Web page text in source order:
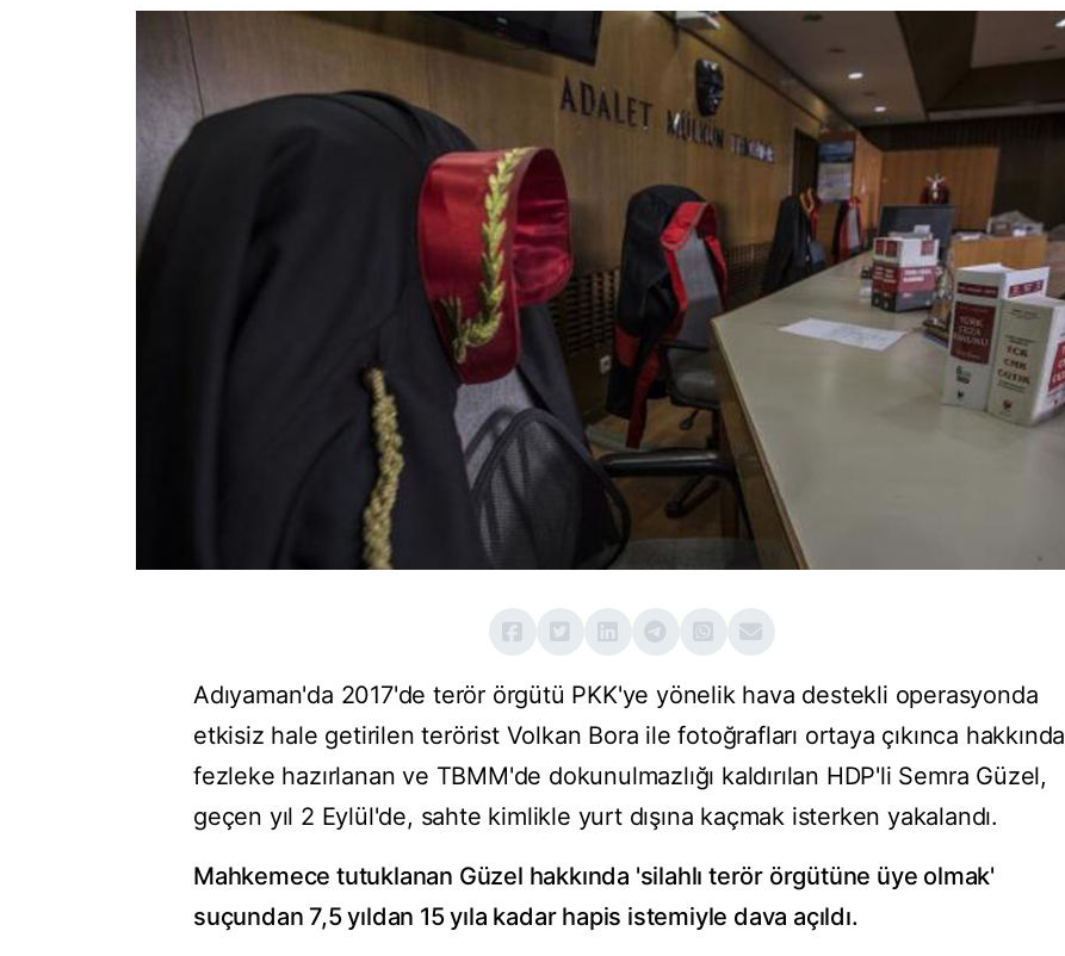
Adıyaman'da 2017'de terör örgütü PKK'ye yönelik hava destekli operasyonda
etkisiz hale getirilen terörist Volkan Bora ile fotoğrafları ortaya çıkınca hakkında
fezleke hazırlanan ve TBMM'de dokunulmazlığı kaldırılan HDP'li Semra Güzel,
geçen yıl 2 Eylül'de, sahte kimlikle yurt dışına kaçmak isterken yakalandı.
Mahkemece tutuklanan Güzel hakkında 'silahlı terör örgütüne üye olmak'
suçundan 7,5 yıldan 15 yıla kadar hapis istemiyle dava açıldı.